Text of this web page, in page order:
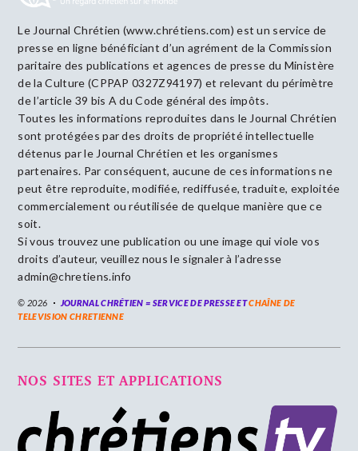
Le Journal Chrétien (www.chrétiens.com) est un service de
presse en ligne bénéficiant d’un agrément de la Commission
paritaire des publications et agences de presse du Ministère
de la Culture (CPPAP 0327Z94197) et relevant du périmètre
de l’article 39 bis A du Code général des impôts.
Toutes les informations reproduites dans le Journal Chrétien
sont protégées par des droits de propriété intellectuelle
détenus par le Journal Chrétien et les organismes
partenaires. Par conséquent, aucune de ces informations ne
peut être reproduite, modifiée, rediffusée, traduite, exploitée
commercialement ou réutilisée de quelque manière que ce
soit.
Si vous trouvez une publication ou une image qui viole vos
droits d’auteur, veuillez nous le signaler à l’adresse
admin@chretiens.info
© 2026 JOURNAL CHRÉTIEN = SERVICE DE PRESSE ETCHAÎNE DE
TELEVISION CHRETIENNE
NOS SITES ET APPLICATIONS